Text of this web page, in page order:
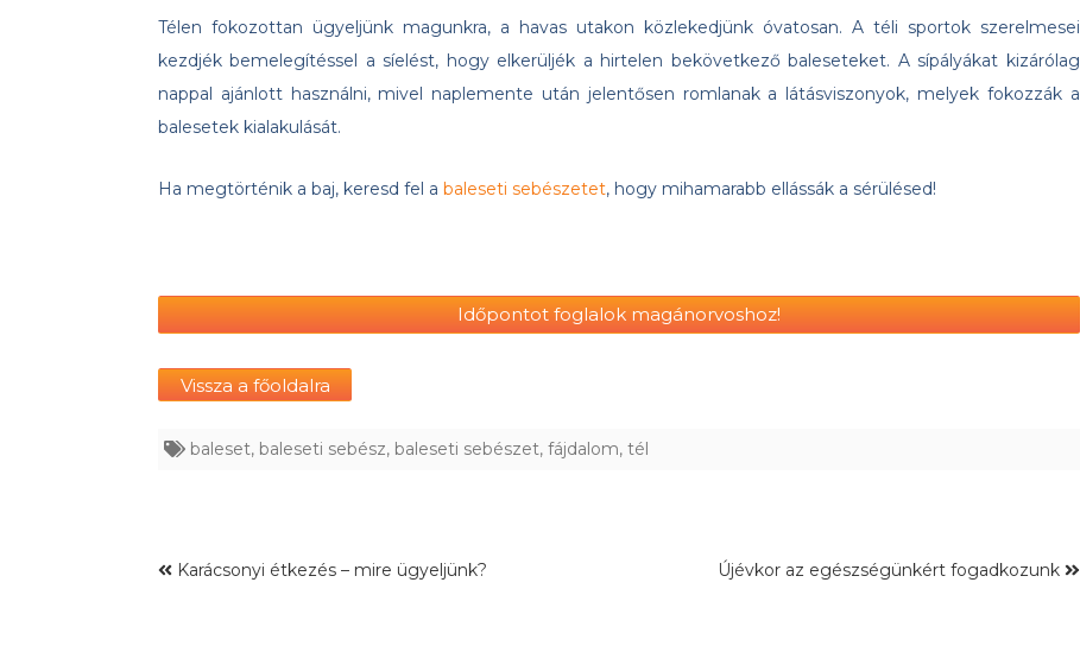
Télen fokozottan ügyeljünk magunkra, a havas utakon közlekedjünk óvatosan. A téli sportok szerelmesei
kezdjék bemelegítéssel a síelést, hogy elkerüljék a hirtelen bekövetkező baleseteket. A sípályákat kizárólag
nappal ajánlott használni, mivel naplemente után jelentősen romlanak a látásviszonyok, melyek fokozzák a
balesetek kialakulását.
Ha megtörténik a baj, keresd fel a baleseti sebészetet, hogy mihamarabb ellássák a sérülésed!
Időpontot foglalok magánorvoshoz!
Vissza a főoldalra
baleset, baleseti sebész, baleseti sebészet, fájdalom, tél
Karácsonyi étkezés – mire ügyeljünk? Újévkor az egészségünkért fogadkozunk